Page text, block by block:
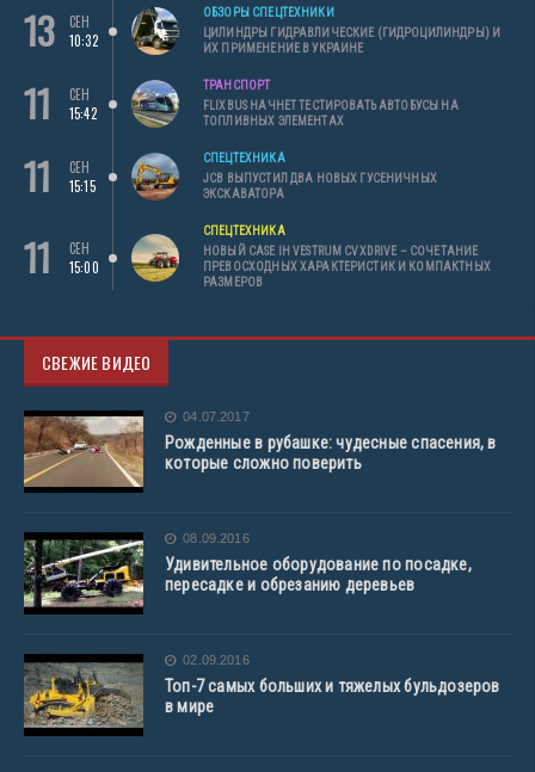
13
СЕН
10:32
ОБЗОРЫ СПЕЦТЕХНИКИ
ЦИЛИНДРЫ ГИДРАВЛИЧЕСКИЕ (ГИДРОЦИЛИНДРЫ) И
ИХ ПРИМЕНЕНИЕ В УКРАИНЕ
11
СЕН
15:42
ТРАНСПОРТ
FLIXBUS НАЧНЕТ ТЕСТИРОВАТЬ АВТОБУСЫ НА
ТОПЛИВНЫХ ЭЛЕМЕНТАХ
11
СЕН
15:15
СПЕЦТЕХНИКА
JCB ВЫПУСТИЛ ДВА НОВЫХ ГУСЕНИЧНЫХ
ЭКСКАВАТОРА
11
СЕН
15:00
СПЕЦТЕХНИКА
НОВЫЙ CASE IH VESTRUM CVXDRIVE – СОЧЕТАНИЕ
ПРЕВОСХОДНЫХ ХАРАКТЕРИСТИК И КОМПАКТНЫХ
РАЗМЕРОВ
СВЕЖИЕ ВИДЕО
04.07.2017
Рожденные в рубашке: чудесные спасения, в
которые сложно поверить
08.09.2016
Удивительное оборудование по посадке,
пересадке и обрезанию деревьев
02.09.2016
Топ-7 самых больших и тяжелых бульдозеров
в мире